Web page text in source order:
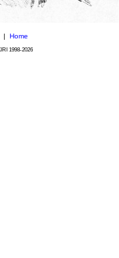
| Home
1998-2026